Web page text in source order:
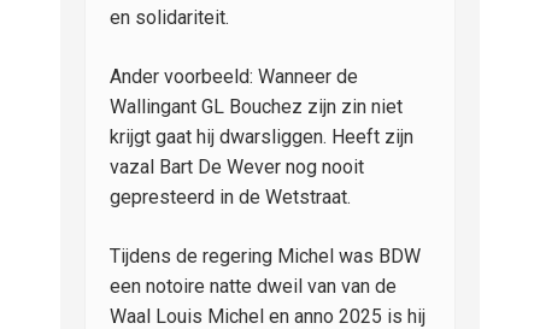
en solidariteit.
Ander voorbeeld: Wanneer de
Wallingant GL Bouchez zijn zin niet
krijgt gaat hij dwarsliggen. Heeft zijn
vazal Bart De Wever nog nooit
gepresteerd in de Wetstraat.
Tijdens de regering Michel was BDW
een notoire natte dweil van van de
Waal Louis Michel en anno 2025 is hij